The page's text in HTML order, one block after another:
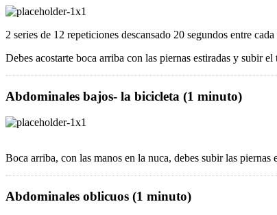
2 series de 12 repeticiones descansado 20 segundos entre cada
Debes acostarte boca arriba con las piernas estiradas y subir
Abdominales bajos- la bicicleta (1 minuto)
Boca arriba, con las manos en la nuca, debes subir las
Abdominales oblicuos (1 minuto)